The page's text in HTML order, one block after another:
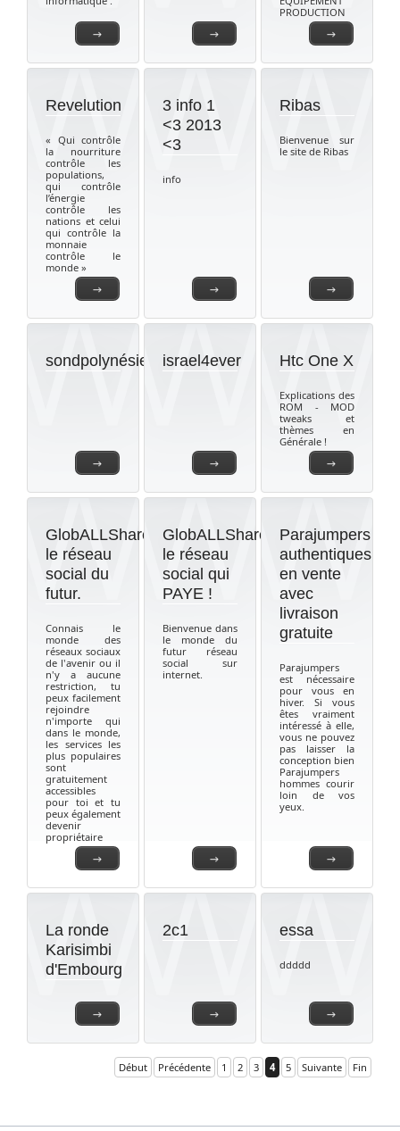
→ → →
PRODUCTION
→
Revelution
« Qui contrôle
la nourriture
contrôle les
populations,
qui contrôle
l’énergie
contrôle les
nations et celui
qui contrôle la
monnaie
contrôle le
monde »
→
3 info 1
<3 2013
<3
info
→
Ribas
Bienvenue sur
le site de Ribas
→
sondpolynésien
→
israel4ever
→
Htc One X
Explications des
ROM - MOD
tweaks et
thèmes en
Générale !
→
GlobALLShare
le réseau
social du
futur.
Connais le
monde des
réseaux sociaux
de l'avenir ou il
n'y a aucune
restriction, tu
peux facilement
rejoindre
n'importe qui
dans le monde,
les services les
plus populaires
sont
gratuitement
accessibles
pour toi et tu
peux également
devenir
propriétaire
→
GlobALLShare
le réseau
social qui
PAYE !
Bienvenue dans
le monde du
futur réseau
social sur
internet.
→
Parajumpers
authentiques
en vente
avec
livraison
gratuite
Parajumpers
est nécessaire
pour vous en
hiver. Si vous
êtes vraiment
intéressé à elle,
vous ne pouvez
pas laisser la
conception bien
Parajumpers
hommes courir
loin de vos
yeux.
→
La ronde
Karisimbi
d'Embourg
→
2c1
→
essa
ddddd
Début Précédente 1 2 3 4 5 Suivante Fin